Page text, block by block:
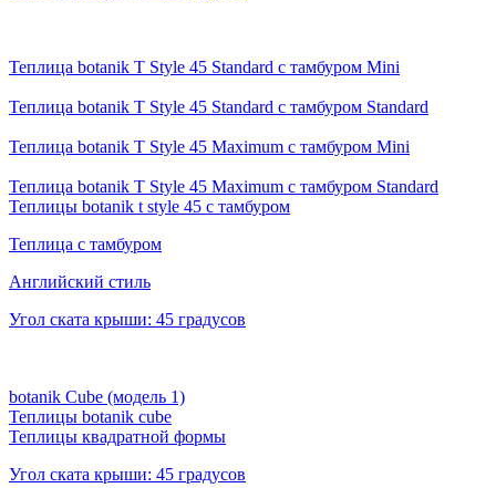
Теплица botanik T Style 45 Standard с тамбуром Mini
Теплица botanik T Style 45 Standard с тамбуром Standard
Теплица botanik T Style 45 Maximum с тамбуром Mini
Теплица botanik T Style 45 Maximum с тамбуром Standard
Теплицы botanik t style 45 с тамбуром
Теплица с тамбуром
Английский стиль
Угол ската крыши: 45 градусов
botanik Cube (модель 1)
Теплицы botanik cube
Теплицы квадратной формы
Угол ската крыши: 45 градусов